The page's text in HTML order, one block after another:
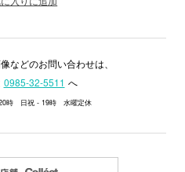
などのお問い合わせは、
0985-32-5511 へ
20時 日祝 - 19時 水曜定休